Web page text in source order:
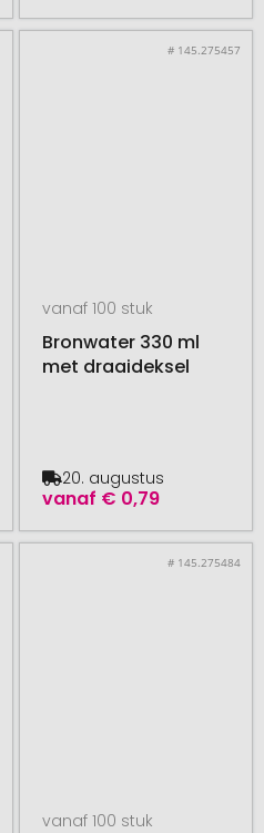
# 145.275457
vanaf 100 stuk
Bronwater 330 ml
met draaideksel
vanaf € 0,79
20. augustus
# 145.275484
vanaf 100 stuk